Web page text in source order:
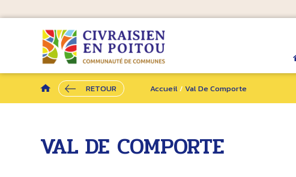
RETOUR Accueil/Val De Comporte
VAL DE COMPORTE